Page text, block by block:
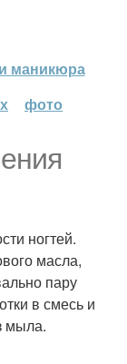
маникюра
фото
ногтей.
масла,
пару
в смесь и
мыла.